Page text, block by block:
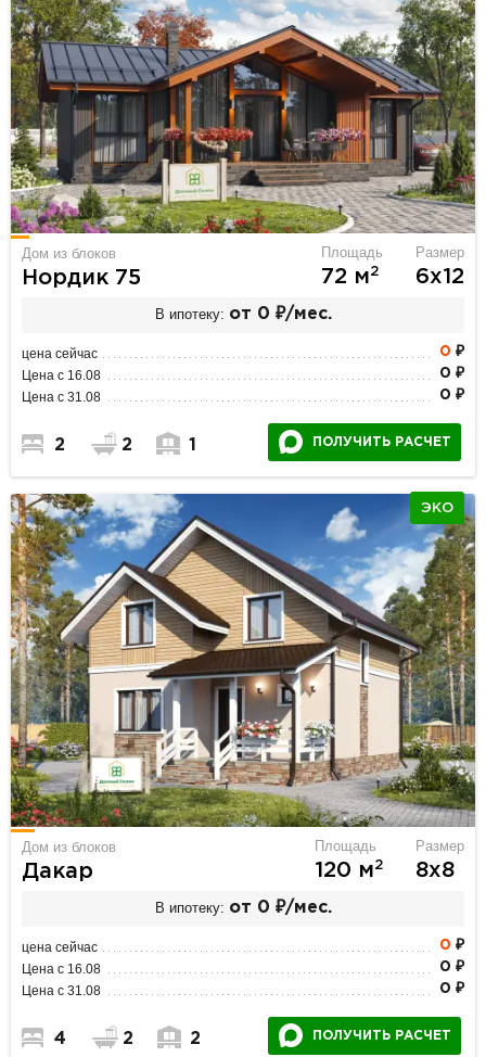
Дом из блоков
Нордик 75
Площадь
72 м2
Размер
6х12
В ипотеку: от 0 ₽/мес.
цена сейчас 0 ₽
Цена с 16.08 0 ₽
Цена с 31.08 0 ₽
2 2 1 ПОЛУЧИТЬ РАСЧЕТ
ЭКО
Дом из блоков
Дакар
Площадь
120 м2
Размер
8х8
В ипотеку: от 0 ₽/мес.
цена сейчас 0 ₽
Цена с 16.08 0 ₽
Цена с 31.08 0 ₽
4 2 2 ПОЛУЧИТЬ РАСЧЕТ